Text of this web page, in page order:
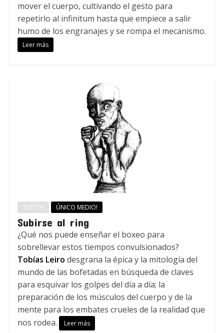
mover el cuerpo, cultivando el gesto para
repetirlo al infinitum hasta que empiece a salir
humo de los engranajes y se rompa el mecanismo.
Leer más
TEXTOS ÚNICO MEDIO!
Subirse al ring
¿Qué nos puede enseñar el boxeo para
sobrellevar estos tiempos convulsionados?
Tobías Leiro desgrana la épica y la mitología del
mundo de las bofetadas en búsqueda de claves
para esquivar los golpes del día a día; la
preparación de los músculos del cuerpo y de la
mente para los embates crueles de la realidad que
nos rodea.
Leer más